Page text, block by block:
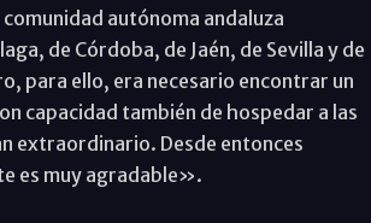
autónoma andaluza
de Córdoba, de Jaén, de Sevilla y de
para ello, era necesario encontrar un
capacidad también de hospedar a las
extraordinario. Desde entonces
es muy agradable».